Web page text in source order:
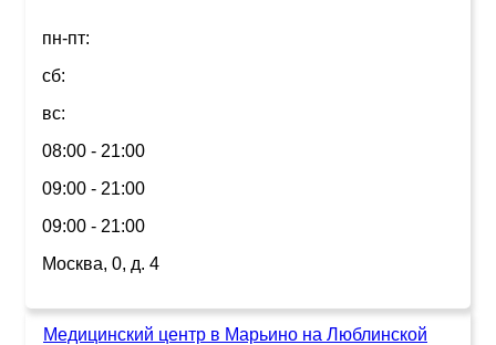
пн-пт:
сб:
вс:
08:00 - 21:00
09:00 - 21:00
09:00 - 21:00
Москва, 0, д. 4
Медицинский центр в Марьино на Люблинской